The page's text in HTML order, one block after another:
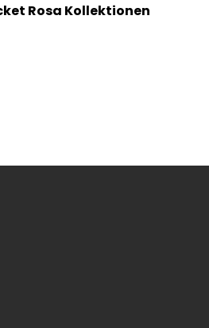
Rosa Kollektionen